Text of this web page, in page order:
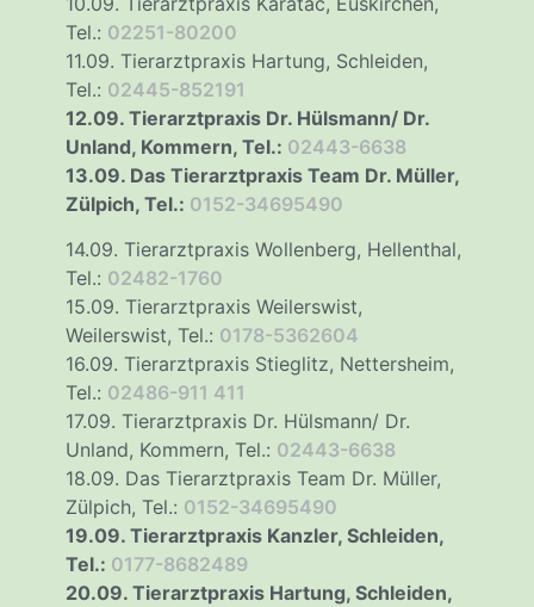
Tel.: 02251-80200
11.09. Tierarztpraxis Hartung, Schleiden,
Tel.: 02445-852191
12.09. Tierarztpraxis Dr. Hülsmann/ Dr.
Unland, Kommern, Tel.: 02443-6638
13.09. Das Tierarztpraxis Team Dr. Müller,
Zülpich, Tel.: 0152-34695490
14.09. Tierarztpraxis Wollenberg, Hellenthal,
Tel.: 02482-1760
15.09. Tierarztpraxis Weilerswist,
Weilerswist, Tel.: 0178-5362604
16.09. Tierarztpraxis Stieglitz, Nettersheim,
Tel.: 02486-911 411
17.09. Tierarztpraxis Dr. Hülsmann/ Dr.
Unland, Kommern, Tel.: 02443-6638
18.09. Das Tierarztpraxis Team Dr. Müller,
Zülpich, Tel.: 0152-34695490
19.09. Tierarztpraxis Kanzler, Schleiden,
Tel.: 0177-8682489
20.09. Tierarztpraxis Hartung, Schleiden,